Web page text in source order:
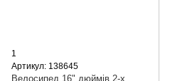
1
Артикул: 138645
Велосипед 16" дюймів 2-х